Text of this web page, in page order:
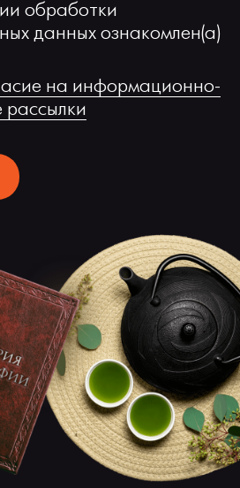
обработки
данных ознакомлен(а)
на информационно-
рассылки